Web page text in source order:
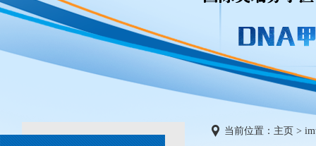
当前位置： 主页 >